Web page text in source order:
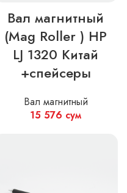
Вал магнитный
(Mag Roller ) HP
LJ 1320 Китай
+спейсеры
Вал магнитный
15 576 сум